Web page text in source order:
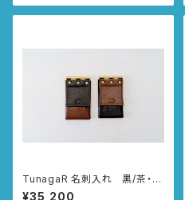
TunagaR 名刺入れ 黒/茶・
茶/黒
¥35,200